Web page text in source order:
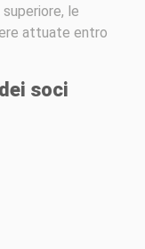
le
attuate entro
soci